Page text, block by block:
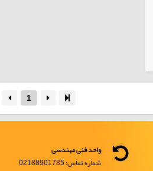
1
واحد فنی مهندسی
شماره تماس: 02188901785